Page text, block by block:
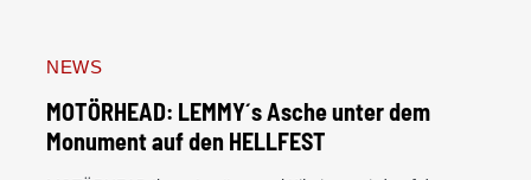
NEWS
MOTÖRHEAD: LEMMY´s Asche unter dem
Monument auf den HELLFEST